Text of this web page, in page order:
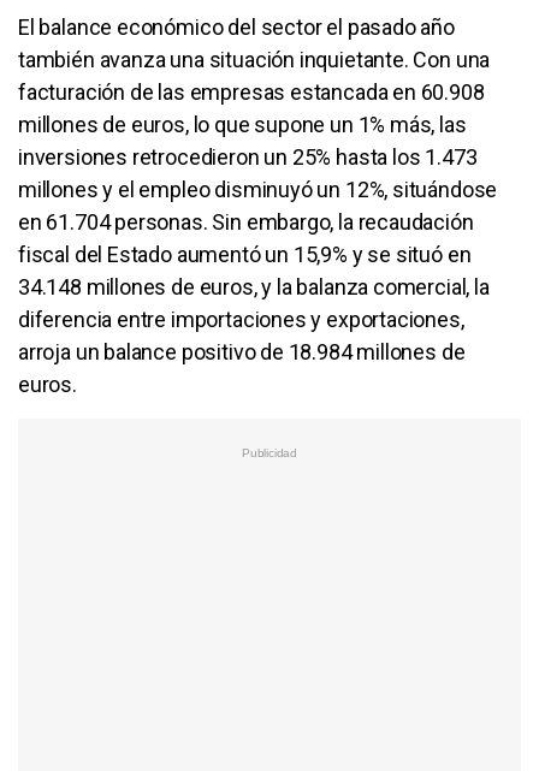
El balance económico del sector el pasado año
también avanza una situación inquietante. Con una
facturación de las empresas estancada en 60.908
millones de euros, lo que supone un 1% más, las
inversiones retrocedieron un 25% hasta los 1.473
millones y el empleo disminuyó un 12%, situándose
en 61.704 personas. Sin embargo, la recaudación
fiscal del Estado aumentó un 15,9% y se situó en
34.148 millones de euros, y la balanza comercial, la
diferencia entre importaciones y exportaciones,
arroja un balance positivo de 18.984 millones de
euros.